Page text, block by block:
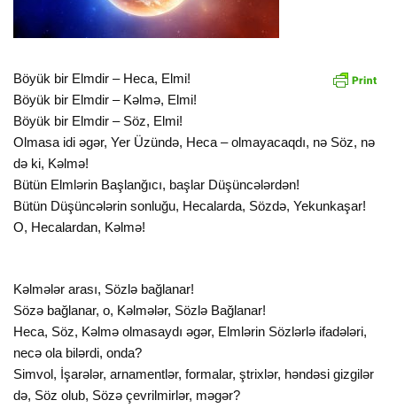
Böyük bir Elmdir – Heca, Elmi!
Böyük bir Elmdir – Kəlmə, Elmi!
Böyük bir Elmdir – Söz, Elmi!
Olmasa idi əgər, Yer Üzündə, Heca – olmayacaqdı, nə Söz, nə
də ki, Kəlmə!
Bütün Elmlərin Başlanğıcı, başlar Düşüncələrdən!
Bütün Düşüncələrin sonluğu, Hecalarda, Sözdə, Yekunkaşar!
O, Hecalardan, Kəlmə!
Kəlmələr arası, Sözlə bağlanar!
Sözə bağlanar, o, Kəlmələr, Sözlə Bağlanar!
Heca, Söz, Kəlmə olmasaydı əgər, Elmlərin Sözlərlə ifadələri,
necə ola bilərdi, onda?
Simvol, İşarələr, arnamentlər, formalar, ştrixlər, həndəsi gizgilər
də, Söz olub, Sözə çevrilmirlər, məgər?